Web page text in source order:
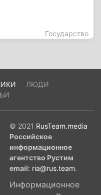
Государство
ЛЮДИ
© 2021 RusTeam.media
Российское
информационное
агентство Рустим
email: ria@rus.team.
Информационное